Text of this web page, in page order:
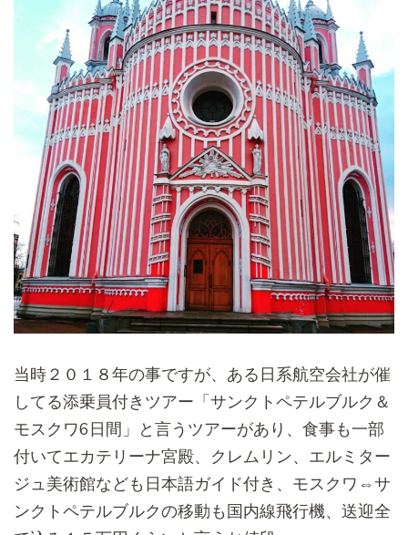
当時２０１８年の事ですが、 ある日系航空会社が催
してる添乗員付きツアー「サンクトペテルブルク＆
モスクワ6日間」と言うツアーがあり、食事も一部
付いてエカテリーナ宮殿、クレムリン、 エルミター
ジュ美術館なども日本語ガイド付き、モスクワ⇔サ
ンクトペテルブルクの移動も国内線飛行機、 送迎全